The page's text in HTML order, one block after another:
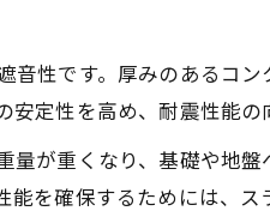
性です。厚みのあるコ
定性を高め、耐震性能の
が重くなり、基礎や地
を確保するためには、